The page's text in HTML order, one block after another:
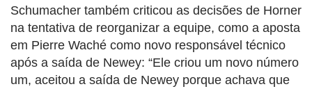
Schumacher também criticou as decisões de Horner
na tentativa de reorganizar a equipe, como a aposta
em Pierre Waché como novo responsável técnico
após a saída de Newey: “Ele criou um novo número
um, aceitou a saída de Newey porque achava que